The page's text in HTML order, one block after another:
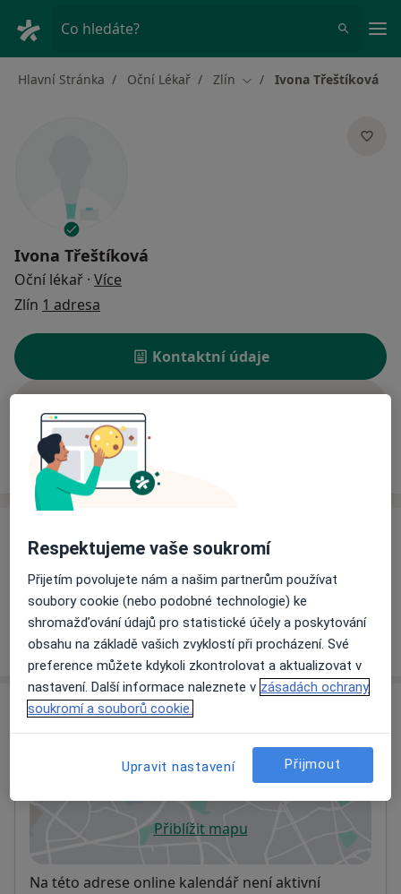
Co hledáte?
Hlavní Stránka Oční Lékař Zlín Změna města
Ivona Třeštíková
Ivona Třeštíková
Oční lékař · Více
Zlín 1 adresa
Kontaktní údaje
Ceník Adresy
Ceník
Informace o službách a cenách nejsou k dispozici
Tento specialista ještě nepřidával žádné informace o
svých službách.
Adresa
Krajská nemocnice T. Bati, a. s.
Havlíčkovo nábřeží 600, Zlín762 75
Přiblížit mapuse otevře v nové záložce
Dostupnost
Na této adrese online kalendář není aktivní
Respektujeme vaše soukromí
Přijetím povolujete nám a našim partnerům používat
soubory cookie (nebo podobné technologie) ke
shromažďování údajů pro statistické účely a poskytování
obsahu na základě vašich zvyklostí při procházení. Své
preference můžete kdykoli zkontrolovat a aktualizovat v
nastavení. Další informace naleznete v zásadách ochrany
soukromí a souborů cookie.
Upravit nastavení Přijmout